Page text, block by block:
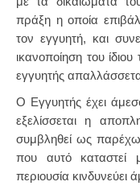
πράξη η οποία
τον εγγυητή, και
ικανοποίηση του
εγγυητής
Ο Εγγυητής έχει
εξελίσσεται η
συμβληθεί ως
που αυτό καταστεί
περιουσία κινδυνεύει